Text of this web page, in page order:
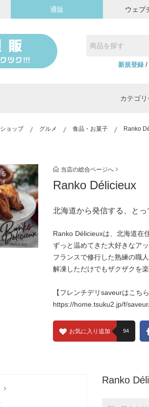
通販 ウェブ
新規登録/
カテゴリ
ショップ グルメ 食品・お菓子 Ranko
当店の総合ページへ
Ranko Délicieux
北海道から発信する、と
Ranko Délicieuxは、北海道在
ずっと温めてきた大好きなア
フランスで修行した熟練の職
解凍しただけでもザクザクを
【フレンチデリsaveurはこちら
https://home.tsuku2.jp/f/
お気に入り追加 94
Ranko